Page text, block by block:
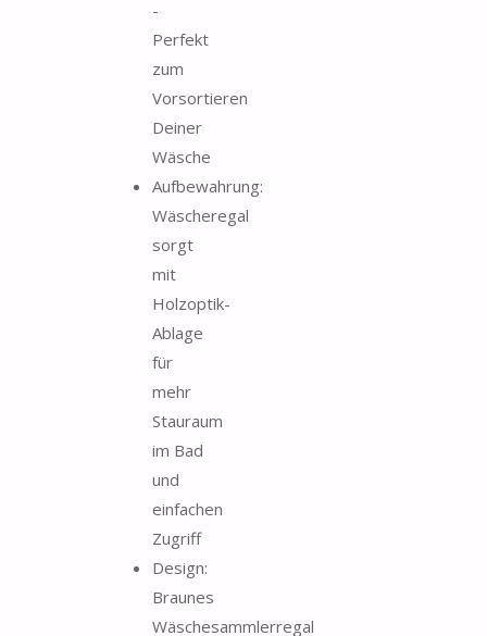
-
Perfekt
zum
Vorsortieren
Deiner
Wäsche
Aufbewahrung:
Wäscheregal
sorgt
mit
Holzoptik-
Ablage
für
mehr
Stauraum
im Bad
und
einfachen
Zugriff
Design:
Braunes
Wäschesammlerregal